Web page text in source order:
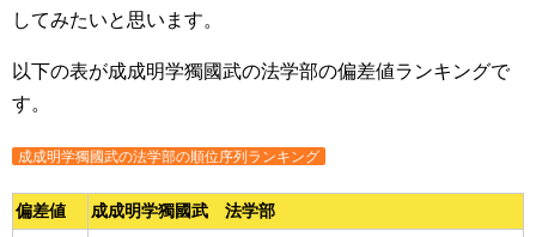
してみたいと思います。
以下の表が成成明学獨國武の法学部の偏差値ランキングで
す。
成成明学獨國武の法学部の順位序列ランキング
偏差値
成成明学獨國武 法学部